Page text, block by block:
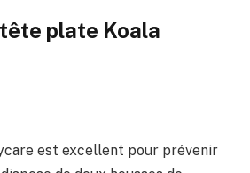
plate Koala
est excellent pour prévenir